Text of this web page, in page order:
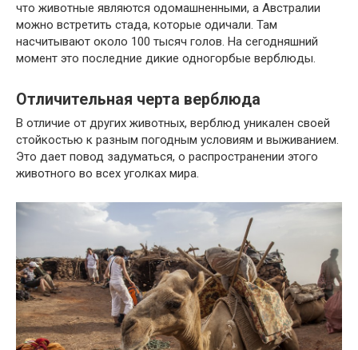
что животные являются одомашненными, а Австралии
можно встретить стада, которые одичали. Там
насчитывают около 100 тысяч голов. На сегодняшний
момент это последние дикие одногорбые верблюды.
Отличительная черта верблюда
В отличие от других животных, верблюд уникален своей
стойкостью к разным погодным условиям и выживанием.
Это дает повод задуматься, о распространении этого
животного во всех уголках мира.